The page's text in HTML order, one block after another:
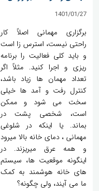
1401/01/27
برگزاری مهمانی اصلاً کار
راحتی نیست، استرس زا است
و باید کلی فعالیت را برنامه
ریزی و اجرا کنید. مثلاً اگر
تعداد مهمان ها زیاد باشد،
کنترل رفت و آمد ها خیلی
سخت می شود و ممکن
است، شخصی پشت در
بماند. یا اینکه در شلوغی
مهمانی ، دمای خانه بالا میرود
و همه عرق میریزند. در
اینگونه موقعیت ها، سیستم
های خانه هوشمند به کمک
ما می آیند، ولی چگونه؟